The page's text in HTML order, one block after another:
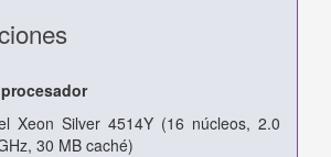
Xeon Silver 4514Y (16 núcleos, 2.0
30 MB caché)